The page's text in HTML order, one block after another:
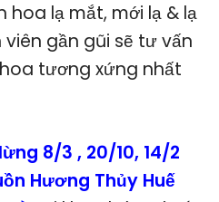
hoa lạ mắt, mới lạ & lạ
gần gũi sẽ tư vấn
tương xứng nhất
8/3 , 20/10, 14/2
Hương Thủy Huế